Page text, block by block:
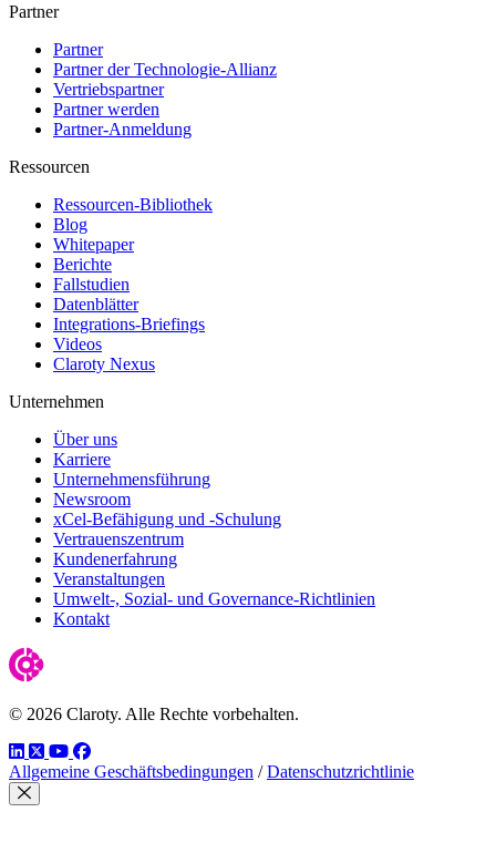
Partner
Partner
Partner der Technologie-Allianz
Vertriebspartner
Partner werden
Partner-Anmeldung
Ressourcen
Ressourcen-Bibliothek
Blog
Whitepaper
Berichte
Fallstudien
Datenblätter
Integrations-Briefings
Videos
Claroty Nexus
Unternehmen
Über uns
Karriere
Unternehmensführung
Newsroom
xCel-Befähigung und -Schulung
Vertrauenszentrum
Kundenerfahrung
Veranstaltungen
Umwelt-, Sozial- und Governance-Richtlinien
Kontakt
© 2026 Claroty. Alle Rechte vorbehalten.
LinkedIn
TwitterYouTube
Facebook
Allgemeine Geschäftsbedingungen / Datenschutzrichtlinie
Modal schließen